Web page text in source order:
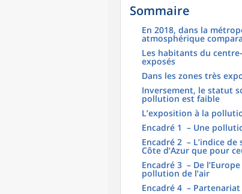
Sommaire
En 2018, dans la
atmosphérique
Les habitants du
exposés
Dans les zones très
Inversement, le statut
pollution est faible
L’exposition à la
Encadré 1 – Une
Encadré 2 – L’indice
Côte d’Azur que pour
Encadré 3 – De
pollution de l’air
Encadré 4 – Partenariat